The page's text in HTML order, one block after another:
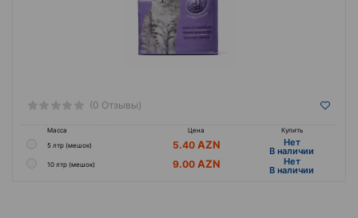
(0 Отзывы)
Масса Цена
Купить
5 лтр (мешок)
5.40 Hет
B наличии
10 лтр (мешок) 9.00 Hет
B наличии